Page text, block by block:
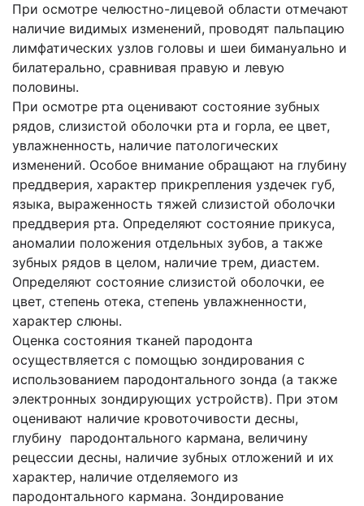
При осмотре челюстно-лицевой области отмечают
наличие видимых изменений, проводят пальпацию
лимфатических узлов головы и шеи бимануально и
билатерально, сравнивая правую и левую
половины.
При осмотре рта оценивают состояние зубных
рядов, слизистой оболочки рта и горла, ее цвет,
увлажненность, наличие патологических
изменений. Особое внимание обращают на глубину
преддверия, характер прикрепления уздечек губ,
языка, выраженность тяжей слизистой оболочки
преддверия рта. Определяют состояние прикуса,
аномалии положения отдельных зубов, а также
зубных рядов в целом, наличие трем, диастем.
Определяют состояние слизистой оболоч­ки, ее
цвет, степень отека, степень увлажненности,
характер слюны.
Оценка состояния тканей пародонта
осуществляется с помощью зондирования с
использованием пародонтального зонда (а также
электронных зондирующих устройств). При этом
оценивают наличие кровоточивости десны,
глубину пародонтального кармана, величину
рецессии десны, наличие зубных отложений и их
характер, наличие отделяемого из
пародонтального кармана. Зондирование